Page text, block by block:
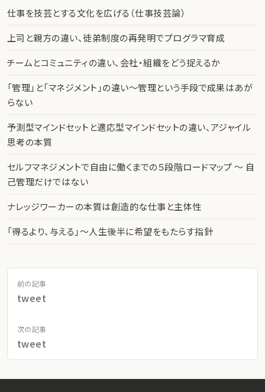
仕事を技芸とする文化を広げる（仕事技芸論）
上司と親方の違い、徒弟制度の再発明でプログラマ育成
チームとコミュニティの違い、会社・組織をどう捉えるか
「管理」と「マネジメント」の違い〜管理という手段で成果はあが
らない
予測型マインドセットと適応型マインドセットの違い、アジャイル
思考の本質
セルフマネジメントで自由に働くまでの５段階ロードマップ 〜 自
己管理だけではない
ナレッジワーカーの本質は創造的な仕事と主体性
「得るより、与える」〜人生後半に希望をもたらす指針
前の記事
tweet
次の記事
tweet